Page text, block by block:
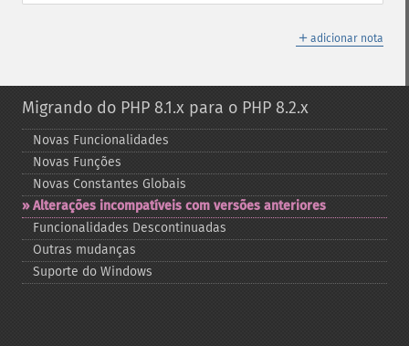
＋ adicionar nota
Migrando do PHP 8.1.x para o PHP 8.2.x
Novas Funcionalidades
Novas Funções
Novas Constantes Globais
Alterações incompatíveis com versões anteriores
Funcionalidades Descontinuadas
Outras mudanças
Suporte do Windows